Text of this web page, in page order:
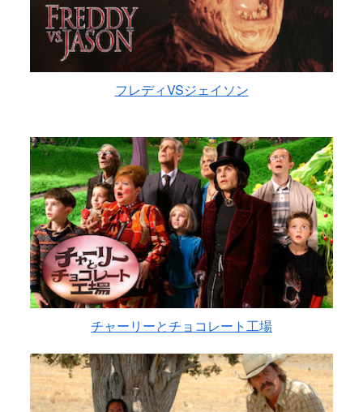
フレディVSジェイソン
チャーリーとチョコレート工場